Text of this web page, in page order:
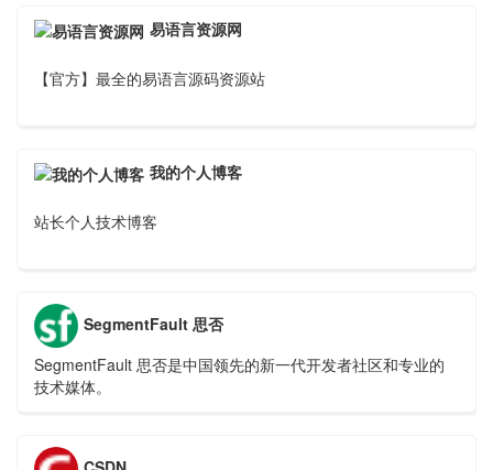
易语言资源网
【官方】最全的易语言源码资源站
我的个人博客
站长个人技术博客
SegmentFault 思否
SegmentFault 思否是中国领先的新一代开发者社区和专业的
技术媒体。